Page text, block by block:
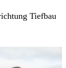
Tiefbau